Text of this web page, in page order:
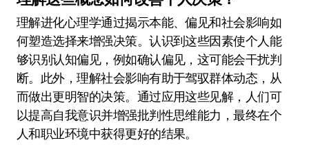
理解进化心理学通过揭示本能、偏见和社会影响如
何塑造选择来增强决策。认识到这些因素使个人能
够识别认知偏见，例如确认偏见，这可能会干扰判
断。此外，理解社会影响有助于驾驭群体动态，从
而做出更明智的决策。通过应用这些见解，人们可
以提高自我意识并增强批判性思维能力，最终在个
人和职业环境中获得更好的结果。